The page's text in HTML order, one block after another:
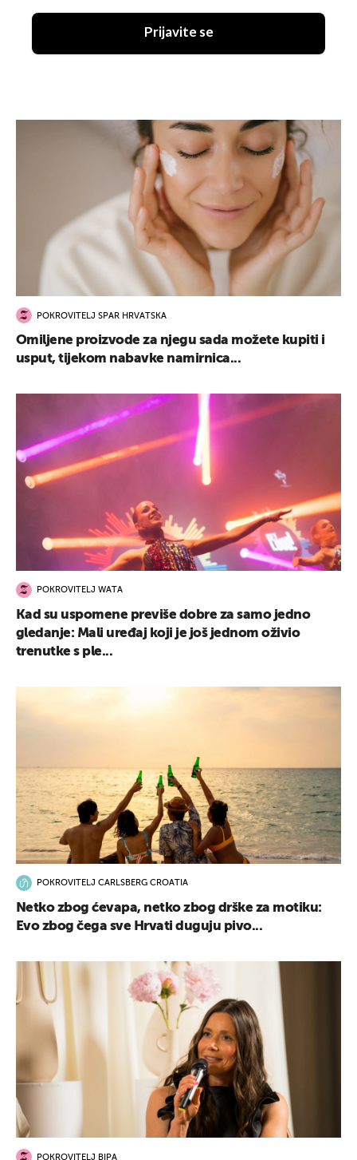
Prijavite se
POKROVITELJ SPAR HRVATSKA
Omiljene proizvode za njegu sada možete kupiti i
usput, tijekom nabavke namirnica...
POKROVITELJ WATA
Kad su uspomene previše dobre za samo jedno
gledanje: Mali uređaj koji je još jednom oživio
trenutke s ple...
POKROVITELJ CARLSBERG CROATIA
Netko zbog ćevapa, netko zbog drške za motiku:
Evo zbog čega sve Hrvati duguju pivo...
POKROVITELJ BIPA